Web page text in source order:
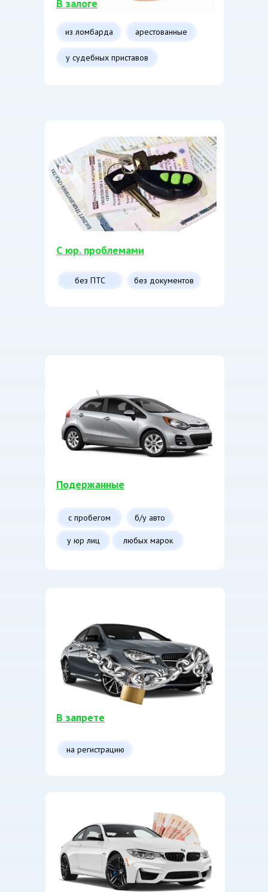
Подержанные
с пробегом б/у авто
у юр лиц любых марок
на регистрацию
из ломбарда арестованные
у судебных приставов
С юр. проблемами
без документов
без ПТС
В запрете
В залоге